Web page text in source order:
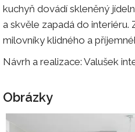
kuchyň dovádí skleněný
a skvěle zapadá do
milovníky klidného a
Návrh a realizace: Valušek
Obrázky